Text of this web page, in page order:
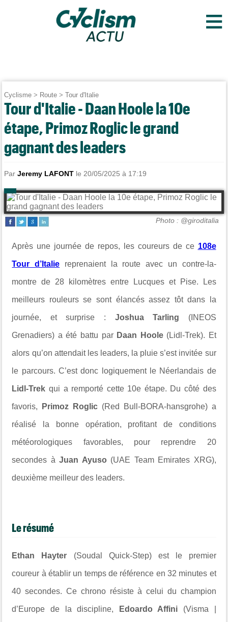
≡
Cyclisme > Route >Tour d'Italie
Tour d'Italie - Daan Hoole la 10e
étape, Primoz Roglic le grand
gagnant des leaders
ParJeremy LAFONT le 20/05/2025 à 17:19
Photo : @giroditalia
Après une journée de repos, les coureurs de ce 108e
Tour d’Italie reprenaient la route avec un contre-la-
montre de 28 kilomètres entre Lucques et Pise. Les
meilleurs rouleurs se sont élancés assez tôt dans la
journée, et surprise : Joshua Tarling (INEOS
Grenadiers) a été battu par Daan Hoole(Lidl-Trek). Et
alors qu’on attendait les leaders, la pluie s’est invitée sur
le parcours. C’est donc logiquement le Néerlandais de
Lidl-Trek qui a remporté cette 10e étape. Du côté des
favoris, Primoz Roglic (Red Bull-BORA-hansgrohe) a
réalisé la bonne opération, profitant de conditions
météorologiques favorables, pour reprendre 20
secondes àJuan Ayuso (UAE Team Emirates XRG),
deuxième meilleur des leaders.
Le résumé
Ethan Hayter (Soudal Quick-Step) est le premier
coureur à établir un temps de référence en 32 minutes et
40 secondes. Ce chrono résiste à celui du champion
d’Europe de la discipline, Edoardo Affini (Visma |